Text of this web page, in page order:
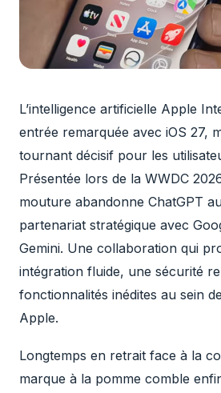
L’intelligence artificielle Apple
entrée remarquée avec iOS 27,
tournant décisif pour les
Présentée lors de la WWDC
mouture abandonne ChatGPT
partenariat stratégique avec
Gemini. Une collaboration qui
intégration fluide, une sécurité
fonctionnalités inédites au sein
Apple.
Longtemps en retrait face à la
marque à la pomme comble